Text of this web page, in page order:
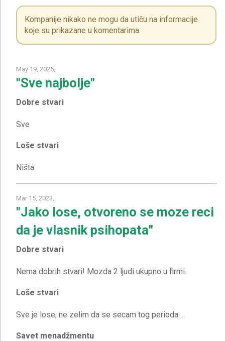
Kompanije nikako ne mogu da utiču na informacije
koje su prikazane u komentarima.
May 19, 2025,
"Sve najbolje"
Dobre stvari
Loše stvari
Mar 15, 2023,
"Jako lose, otvoreno se moze reci
da je vlasnik psihopata"
Dobre stvari
Loše stvari
Savet menadžmentu